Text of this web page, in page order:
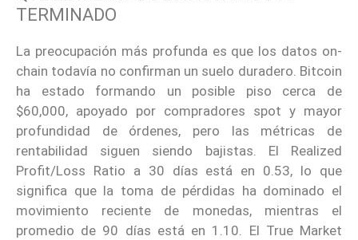
TERMINADO
La preocupación más profunda es que los datos on-
chain todavía no confirman un suelo duradero. Bitcoin
ha estado formando un posible piso cerca de
$60,000, apoyado por compradores spot y mayor
profundidad de órdenes, pero las métricas de
rentabilidad siguen siendo bajistas. El Realized
Profit/Loss Ratio a 30 días está en 0.53, lo que
significa que la toma de pérdidas ha dominado el
movimiento reciente de monedas, mientras el
promedio de 90 días está en 1.10. El True Market